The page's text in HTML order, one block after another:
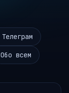
Обо всем